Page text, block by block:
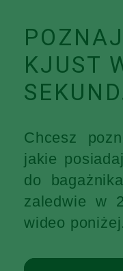
KJUST
Chcesz
jakie
do
zaledwie w
wideo poniżej.